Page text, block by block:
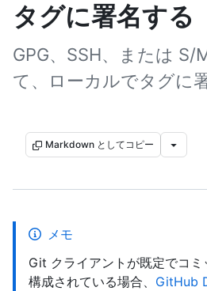
タグに署名する
GPG、SSH、または S/
て、ローカルでタグに
Markdown としてコピー
メモ
Git クライアントが既定でコ
構成されている場合、 GitHub